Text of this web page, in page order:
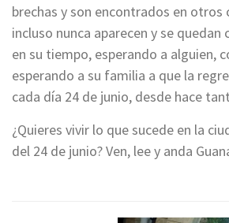
brechas y son encontrados en otros
incluso nunca aparecen y se quedan
en su tiempo, esperando a alguien,
esperando a su familia a que la
cada día 24 de junio, desde hace
¿Quieres vivir lo que sucede en la
del 24 de junio? Ven, lee y anda